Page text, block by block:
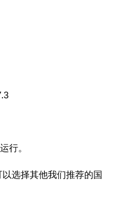
行。
选择其他我们推荐的国